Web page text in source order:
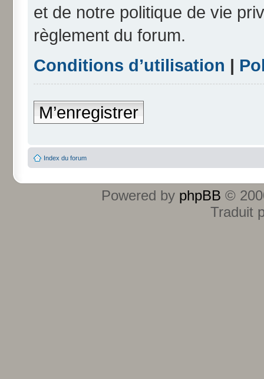
et de notre politique de vie
règlement du forum.
Conditions d’utilisation |
M’enregistrer
Index du forum
Powered by phpBB ©
Traduit